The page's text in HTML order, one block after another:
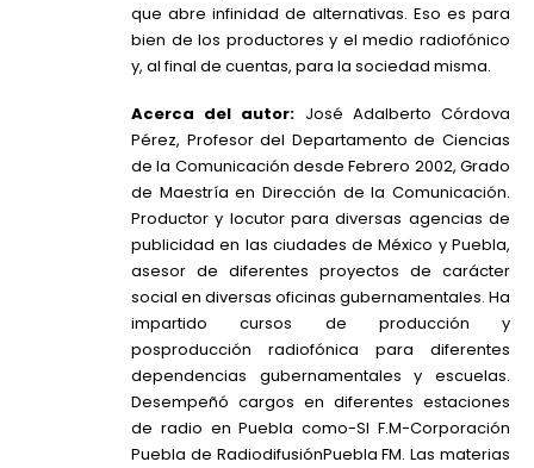
que abre infinidad de alternativas. Eso es para
bien de los productores y el medio radiofónico
y, al final de cuentas, para la sociedad misma.
Acerca del autor: José Adalberto Córdova
Pérez, Profesor del Departamento de Ciencias
de la Comunicación desde Febrero 2002, Grado
de Maestría en Dirección de la Comunicación.
Productor y locutor para diversas agencias de
publicidad en las ciudades de México y Puebla,
asesor de diferentes proyectos de carácter
social en diversas oficinas gubernamentales. Ha
impartido cursos de producción y
posproducción radiofónica para diferentes
dependencias gubernamentales y escuelas.
Desempeñó cargos en diferentes estaciones
de radio en Puebla como-SI F.M-Corporación
Puebla de RadiodifusiónPuebla FM. Las materias